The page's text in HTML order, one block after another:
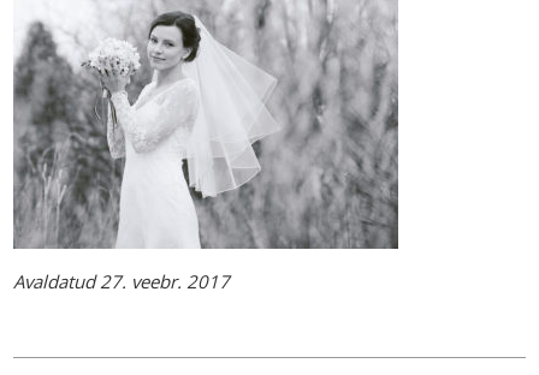
Avaldatud 27. veebr. 2017